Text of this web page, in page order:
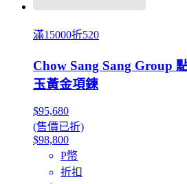
滿15000折520
Chow Sang Sang Group
玉黃金項鍊
$95,680
(售價已折)
$98,800
P幣
折扣